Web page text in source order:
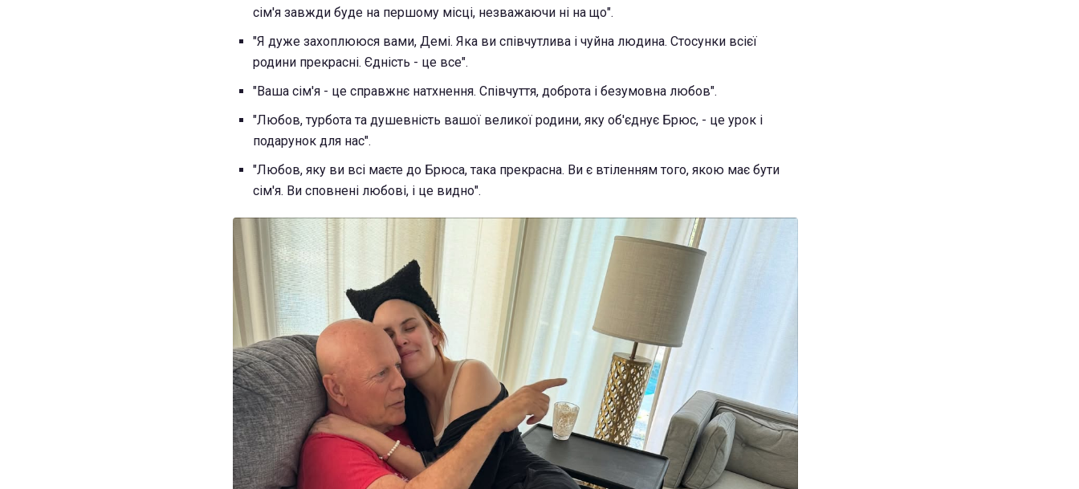
сім'я завжди буде на першому місці, незважаючи ні на що".
"Я дуже захоплююся вами, Демі. Яка ви співчутлива і чуйна людина. Стосунки всієї
родини прекрасні. Єдність - це все".
"Ваша сім'я - це справжнє натхнення. Співчуття, доброта і безумовна любов".
"Любов, турбота та душевність вашої великої родини, яку об'єднує Брюс, - це урок і
подарунок для нас".
"Любов, яку ви всі маєте до Брюса, така прекрасна. Ви є втіленням того, якою має бути
сім'я. Ви сповнені любові, і це видно".